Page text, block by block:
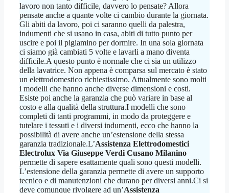
lavoro non tanto difficile, davvero lo pensate? Allora
pensate anche a quante volte ci cambio durante la giornata.
Gli abiti da lavoro, poi ci saranno quelli da palestra,
indumenti che si usano in casa, abiti di tutto punto per
uscire e poi il pigiamino per dormire. In una sola giornata
ci siamo già cambiati 5 volte e lavarli a mano diventa
difficile.A questo punto è normale che ci sia un utilizzo
della lavatrice. Non appena è comparsa sul mercato è stato
un elettrodomestico richiestissimo. Attualmente sono molti
i modelli che hanno anche diverse dimensioni e costi.
Esiste poi anche la garanzia che può variare in base al
costo e alla qualità della struttura.I modelli che sono
completi di tanti programmi, in modo da proteggere e
tutelare i tessuti e i diversi indumenti, ecco che hanno la
possibilità di avere anche un’estensione della stessa
garanzia tradizionale.L’Assistenza Elettrodomestici
Electrolux Via Giuseppe Verdi Cusano Milanino
permette di sapere esattamente quali sono questi modelli.
L’estensione della garanzia permette di avere un supporto
tecnico e di manutenzioni che durano per diversi anni.Ci si
deve comunque rivolgere ad un’Assistenza